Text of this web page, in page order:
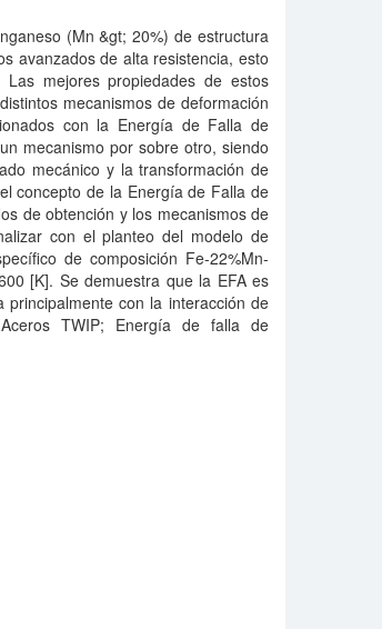
(Mn &gt; 20%) de estructura
avanzados de alta resistencia, esto
mejores propiedades de estos
mecanismos de deformación
con la Energía de Falla de
mecanismo por sobre otro, siendo
mecánico y la transformación de
concepto de la Energía de Falla de
de obtención y los mecanismos de
con el planteo del modelo de
de composición Fe-22%Mn-
[K]. Se demuestra que la EFA es
con la interacción de
TWIP; Energía de falla de